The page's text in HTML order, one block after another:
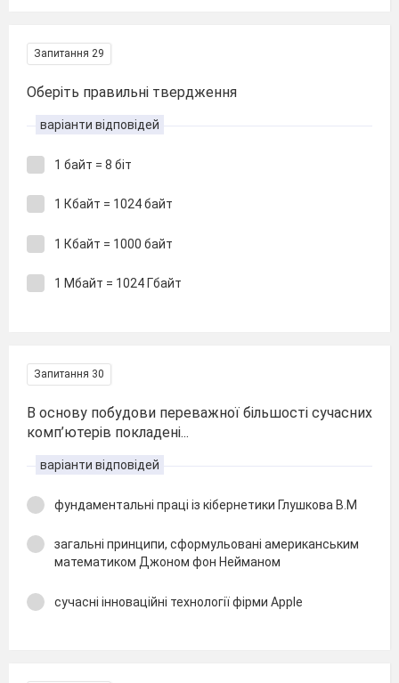
Запитання 29
Оберіть правильні твердження
варіанти відповідей
1 байт = 8 біт
1 Кбайт = 1024 байт
1 Кбайт = 1000 байт
1 Мбайт = 1024 Гбайт
Запитання 30
В основу побудови переважної більшості сучасних
комп’ютерів покладені...
варіанти відповідей
фундаментальні праці із кібернетики Глушкова В.М
загальні принципи, сформульовані американським
математиком Джоном фон Нейманом
сучасні інноваційні технології фірми Apple